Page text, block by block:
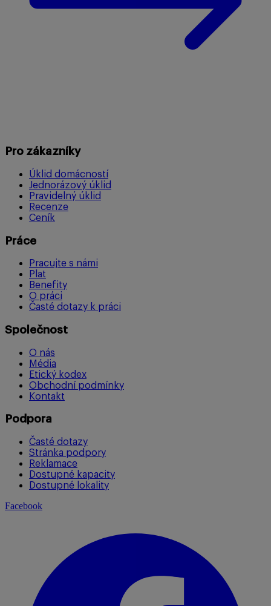
Pro zákazníky
Úklid domácností
Jednorázový úklid
Pravidelný úklid
Recenze
Ceník
Práce
Pracujte s námi
Plat
Benefity
O práci
Časté dotazy k práci
Společnost
O nás
Média
Etický kodex
Obchodní podmínky
Kontakt
Podpora
Časté dotazy
Stránka podpory
Reklamace
Dostupné kapacity
Dostupné lokality
Facebook